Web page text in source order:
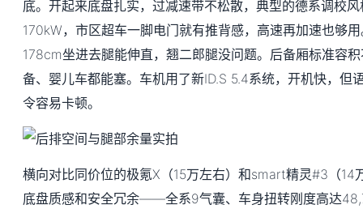
底。开起来底盘扎实，过减速带不松散，典型的德系调校
170kW，市区超车一脚电门就有推背感，高速再加速也够
178cm坐进去腿能伸直，翘二郎腿没问题。后备厢标准容
备、婴儿车都能塞。车机用了新ID.S 5.4系统，开机快，但
令容易卡顿。
横向对比同价位的极氪X（15万左右）和smart精灵#3（14
底盘质感和安全冗余——全系9气囊、车身扭转刚度高达